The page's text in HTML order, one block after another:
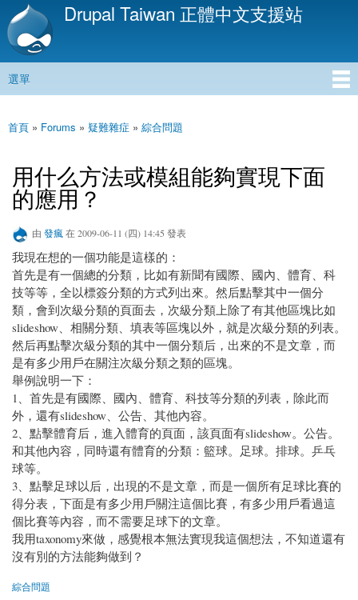
移
內
Drupal Taiwan 正體中文支援站
主選單
選單
您在這裡
首頁 » Forums » 疑難雜症 » 綜合問題
用什么方法或模組能夠實現下面
的應用？
由 發瘋 在 2009-06-11 (四) 14:45 發表
我現在想的一個功能是這樣的：
首先是有一個總的分類，比如有新聞有國際、國內、體育、科
技等等，全以標簽分類的方式列出來。然后點擊其中一個分
類，會到次級分類的頁面去，次級分類上除了有其他區塊比如
slideshow、相關分類、填表等區塊以外，就是次級分類的列表。
然后再點擊次級分類的其中一個分類后，出來的不是文章，而
是有多少用戶在關注次級分類之類的區塊。
舉例說明一下：
1、首先是有國際、國內、體育、科技等分類的列表，除此而
外，還有slideshow、公告、其他內容。
2、點擊體育后，進入體育的頁面，該頁面有slideshow。公告。
和其他內容，同時還有體育的分類：籃球。足球。排球。乒乓
球等。
3、點擊足球以后，出現的不是文章，而是一個所有足球比賽的
得分表，下面是有多少用戶關注這個比賽，有多少用戶看過這
個比賽等內容，而不需要足球下的文章。
我用taxonomy來做，感覺根本無法實現我這個想法，不知道還有
沒有別的方法能夠做到？
綜合問題